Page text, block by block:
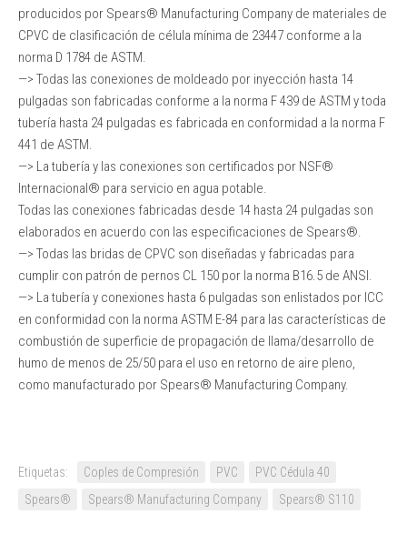
producidos por Spears® Manufacturing Company de materiales de
CPVC de clasificación de célula mínima de 23447 conforme a la
norma D 1784 de ASTM.
—> Todas las conexiones de moldeado por inyección hasta 14
pulgadas son fabricadas conforme a la norma F 439 de ASTM y toda
tubería hasta 24 pulgadas es fabricada en conformidad a la norma F
441 de ASTM.
—> La tubería y las conexiones son certificados por NSF®
Internacional® para servicio en agua potable.
Todas las conexiones fabricadas desde 14 hasta 24 pulgadas son
elaborados en acuerdo con las especificaciones de Spears®.
—> Todas las bridas de CPVC son diseñadas y fabricadas para
cumplir con patrón de pernos CL 150 por la norma B16.5 de ANSI.
—> La tubería y conexiones hasta 6 pulgadas son enlistados por ICC
en conformidad con la norma ASTM E-84 para las características de
combustión de superficie de propagación de llama/desarrollo de
humo de menos de 25/50 para el uso en retorno de aire pleno,
como manufacturado por Spears® Manufacturing Company.
Etiquetas: Coples de Compresión PVC
PVC Cédula 40
Spears®
Spears® Manufacturing Company Spears® S110